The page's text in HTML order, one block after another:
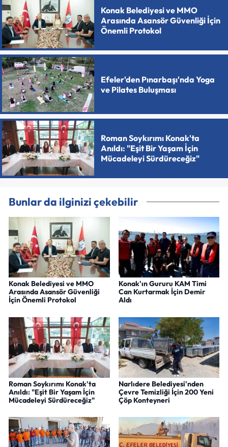
Konak Belediyesi ve MMO
Arasında Asansör Güvenliği İçin
Önemli Protokol
Efeler'den Pınarbaşı'nda Yoga
ve Pilates Buluşması
Roman Soykırımı Konak'ta
Anıldı: "Eşit Bir Yaşam İçin
Mücadeleyi Sürdüreceğiz"
Bunlar da ilginizi çekebilir
Konak Belediyesi ve MMO
Arasında Asansör Güvenliği
İçin Önemli Protokol
Konak'ın Gururu KAM Timi
Can Kurtarmak İçin Demir
Aldı
Roman Soykırımı Konak'ta
Anıldı: "Eşit Bir Yaşam İçin
Mücadeleyi Sürdüreceğiz"
Narlıdere Belediyesi'nden
Çevre Temizliği İçin 200 Yeni
Çöp Konteyneri